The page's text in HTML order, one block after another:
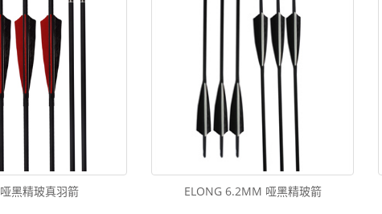
黑精玻真羽箭 ELONG 6.2MM 哑黑精玻箭